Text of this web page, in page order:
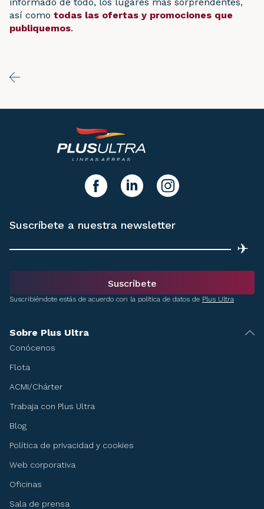
así como todas las ofertas y promociones que
publiquemos.
Sobre Plus Ultra
Conócenos
Flota
ACMI/Chárter
Trabaja con Plus Ultra
Blog
Política de privacidad y cookies
Web corporativa
Oficinas
Sala de prensa
facebooklinkedIn instagram
Suscríbete a nuestra newsletter
✈
Suscríbete
Suscribiéndote estás de acuerdo con la política de datos de Plus Ultra